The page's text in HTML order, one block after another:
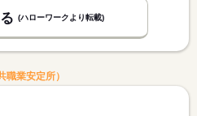
(ハローワークより転載)
業安定所）